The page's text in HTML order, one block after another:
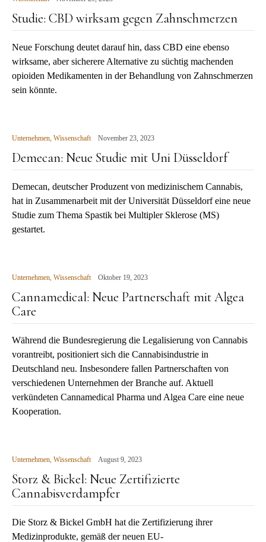
Studie: CBD wirksam gegen Zahnschmerzen
Neue Forschung deutet darauf hin, dass CBD eine ebenso
wirksame, aber sicherere Alternative zu süchtig machenden
opioiden Medikamenten in der Behandlung von Zahnschmerzen
sein könnte.
Unternehmen, Wissenschaft November 23, 2023
Demecan: Neue Studie mit Uni Düsseldorf
Demecan, deutscher Produzent von medizinischem Cannabis,
hat in Zusammenarbeit mit der Universität Düsseldorf eine neue
Studie zum Thema Spastik bei Multipler Sklerose (MS)
gestartet.
Unternehmen, Wissenschaft Oktober 19, 2023
Cannamedical: Neue Partnerschaft mit Algea
Care
Während die Bundesregierung die Legalisierung von Cannabis
vorantreibt, positioniert sich die Cannabisindustrie in
Deutschland neu. Insbesondere fallen Partnerschaften von
verschiedenen Unternehmen der Branche auf. Aktuell
verkündeten Cannamedical Pharma und Algea Care eine neue
Kooperation.
Unternehmen, Wissenschaft August 9, 2023
Storz & Bickel: Neue Zertifizierte
Cannabisverdampfer
Die Storz & Bickel GmbH hat die Zertifizierung ihrer
Medizinprodukte, gemäß der neuen EU-